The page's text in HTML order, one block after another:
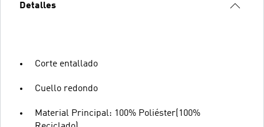
Detalles
Corte entallado
Cuello redondo
Material Principal: 100% Poliéster(100%